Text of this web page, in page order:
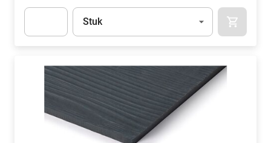
Eenheid
Stuk